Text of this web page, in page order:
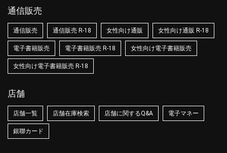
通信販売
通信販売 通信販売 R-18 女性向け通販 女性向け通販 R-18
電子書籍販売 電子書籍販売 R-18 女性向け電子書籍販売
女性向け電子書籍販売 R-18
店舗
店舗一覧 店舗在庫検索 店舗に関するQ&A 電子マネー
銀聯カード